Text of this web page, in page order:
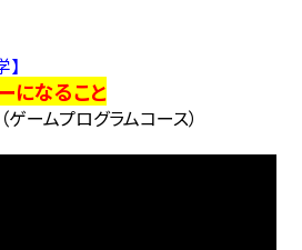
になること
ームプログラムコース）